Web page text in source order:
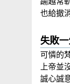
也給撤
失敗
可憐的
上帝並
誠心誠